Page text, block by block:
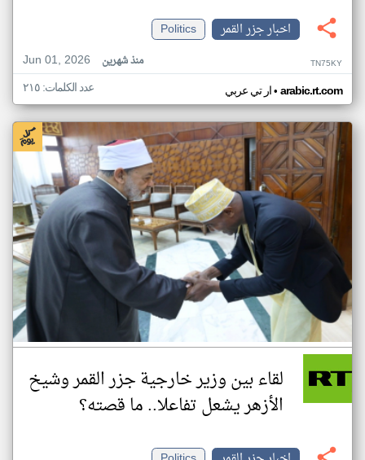
اخبار جزر القمر
Politics
Jun 01, 2026
منذ شهرين TN75KY
ار تي عربي• arabic.rt.com عدد الكلمات: ٢١٥
لقاء بين وزير خارجية جزر القمر وشيخ
الأزهر يشعل تفاعلا.. ما قصته؟